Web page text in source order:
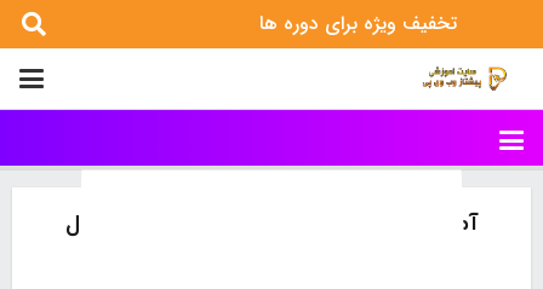
تخفیف ویژه برای دوره ها
آموزش گیمیفیکیشن در بازاریابی دیجیتال